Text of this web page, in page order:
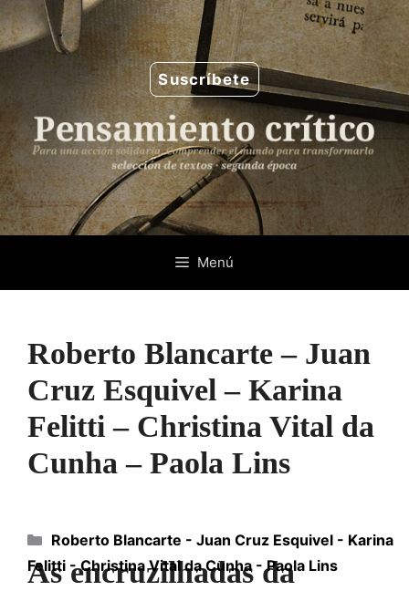
Saltar
al
contenido
Suscríbete
Menú
Roberto Blancarte – Juan
Cruz Esquivel – Karina
Felitti – Christina Vital da
Cunha – Paola Lins
As encruzilhadas da
Categorías
Roberto Blancarte - Juan Cruz Esquivel - Karina
Felitti - Christina Vital da Cunha - Paola Lins